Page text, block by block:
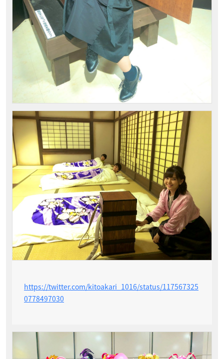
https://twitter.com/kitoakari_1016/status/117567325
0778497030